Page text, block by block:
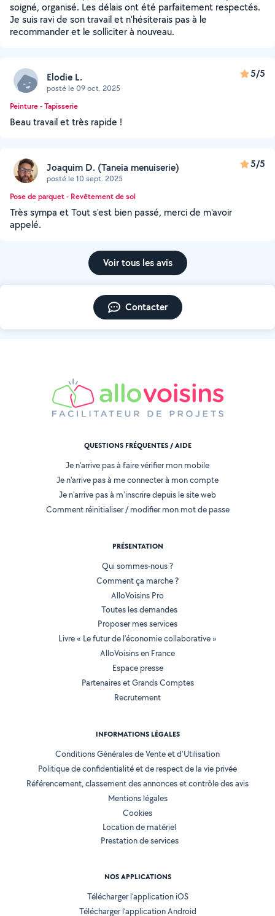
soigné, organisé. Les délais ont été parfaitement respectés.
Je suis ravi de son travail et n'hésiterais pas à le
recommander et le solliciter à nouveau.
Elodie L.
posté le 09 oct. 2025
5/5
Peinture - Tapisserie
Beau travail et très rapide !
Joaquim D. (Taneia menuiserie)
posté le 10 sept. 2025
5/5
Pose de parquet - Revêtement de sol
Très sympa et Tout s'est bien passé, merci de m'avoir
appelé.
Voir tous les avis
Contacter
QUESTIONS FRÉQUENTES / AIDE
Je n'arrive pas à faire vérifier mon mobile
Je n'arrive pas à me connecter à mon compte
Je n'arrive pas à m'inscrire depuis le site web
Comment réinitialiser / modifier mon mot de passe
PRÉSENTATION
Qui sommes-nous ?
Comment ça marche ?
AlloVoisins Pro
Toutes les demandes
Proposer mes services
Livre « Le futur de l'économie collaborative »
AlloVoisins en France
Espace presse
Partenaires et Grands Comptes
Recrutement
INFORMATIONS LÉGALES
Conditions Générales de Vente et d'Utilisation
Politique de confidentialité et de respect de la vie privée
Référencement, classement des annonces et contrôle des avis
Mentions légales
Cookies
Location de matériel
Prestation de services
NOS APPLICATIONS
Télécharger l’application iOS
Télécharger l’application Android